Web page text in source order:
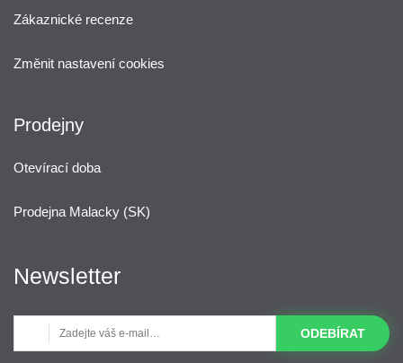
Zákaznické recenze
Změnit nastavení cookies
Prodejny
Otevírací doba
Prodejna Malacky (SK)
Newsletter
ODEBÍRAT